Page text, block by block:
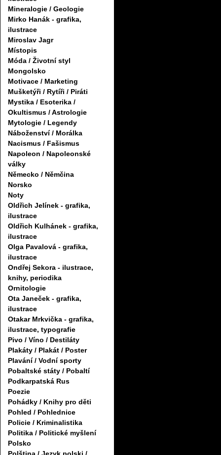
Mineralogie / Geologie
Mirko Hanák - grafika,
ilustrace
Miroslav Jagr
Místopis
Móda / Životní styl
Mongolsko
Motivace / Marketing
Mušketýři / Rytíři / Piráti
Mystika / Esoterika /
Okultismus / Astrologie
Mytologie / Legendy
Náboženství / Morálka
Nacismus / Fašismus
Napoleon / Napoleonské
války
Německo / Němčina
Norsko
Noty
Oldřich Jelínek - grafika,
ilustrace
Oldřich Kulhánek - grafika,
ilustrace
Olga Pavalová - grafika,
ilustrace
Ondřej Sekora - ilustrace,
knihy, periodika
Ornitologie
Ota Janeček - grafika,
ilustrace
Otakar Mrkvička - grafika,
ilustrace, typografie
Pivo / Víno / Destiláty
Plakáty / Plakát / Poster
Plavání / Vodní sporty
Pobaltské státy / Pobaltí
Podkarpatská Rus
Poezie
Pohádky / Knihy pro děti
Pohled / Pohlednice
Policie / Kriminalistika
Politika / Politické myšlení
Polsko